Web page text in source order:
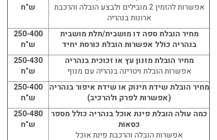
אפשרות להזמין 2 מובילים ולבצע הובלה והרכבת
ארונות בנהריה
ש"ח
מחיר הובלת ספה דו מושבית/תלת מושבית
בנהריה כולל אפשרות הובלת כורסת יחיד
250-400
ש"ח
מחיר הובלת מזנון עץ או זכוכית בנהריה
אפשרות הובלת ויטרינה בנהריה עם מנוף
250-430
ש"ח
מחיר הובלת שידת תינוק או שידת איפור בנהריה
(אפשרות לפרק ולהרכיב)
250-400
ש"ח
כמה עולה הובלת פינת אוכל בנהריה כולל מספר
כסאות
אפשרות הובלה והרכבת פינת אוכל
250-480
ש"ח